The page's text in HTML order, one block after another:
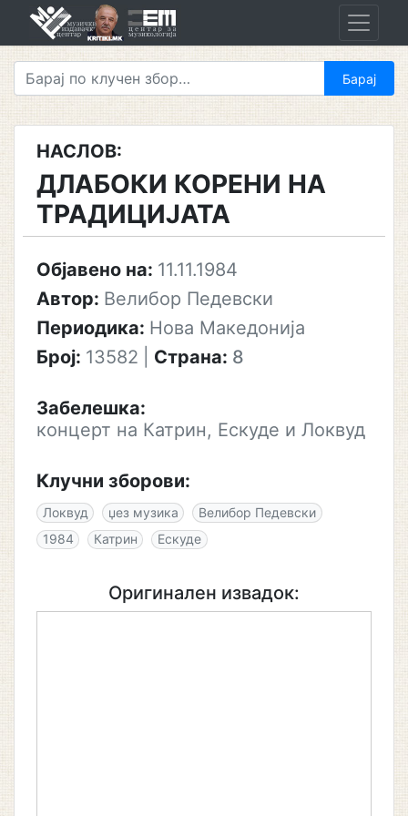
НАСЛОВ:
ДЛАБОКИ КОРЕНИ НА
ТРАДИЦИЈАТА
Објавено на: 11.11.1984
Автор: Велибор Педевски
Периодика: Нова Македонија
Број: 13582 Страна: 8
Забелешка:
концерт на Катрин, Ескуде и Локвуд
Клучни зборови:
Локвуд џез музика
Велибор Педевски
1984
Катрин Ескуде
Оригинален извадок: